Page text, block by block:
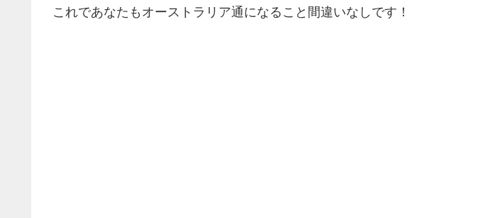
これであなたもオーストラリア通になること間違いなしです！